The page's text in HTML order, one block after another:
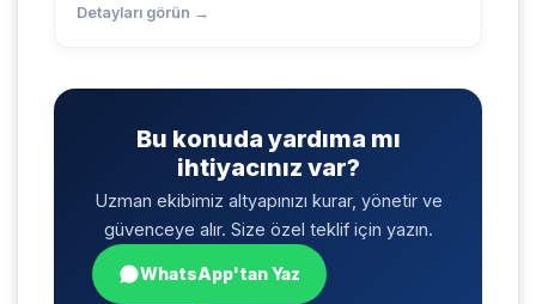
Detayları görün →
Bu konuda yardıma mı
ihtiyacınız var?
Uzman ekibimiz altyapınızı kurar, yönetir ve
güvenceye alır. Size özel teklif için yazın.
WhatsApp'tan Yaz